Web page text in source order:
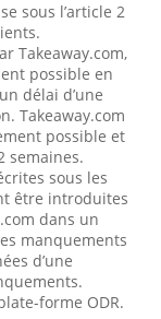
sous l’article 2
Takeaway.com,
possible en
délai d’une
Takeaway.com
possible et
semaines.
sous les
être introduites
dans un
manquements
d’une
forme ODR.